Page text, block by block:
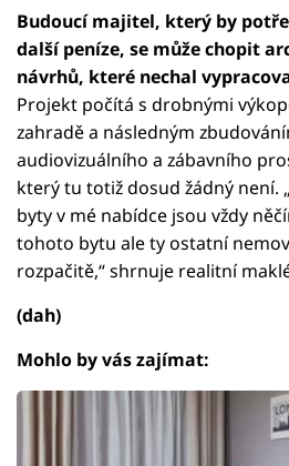
Budoucí majitel, který by
další peníze, se může chopit
návrhů, které nechal
Projekt počítá s drobnými
zahradě a následným
audiovizuálního a zábavního
který tu totiž dosud žádný není.
byty v mé nabídce jsou vždy
tohoto bytu ale ty ostatní
rozpačitě,“ shrnuje realitní
(dah)
Mohlo by vás zajímat: